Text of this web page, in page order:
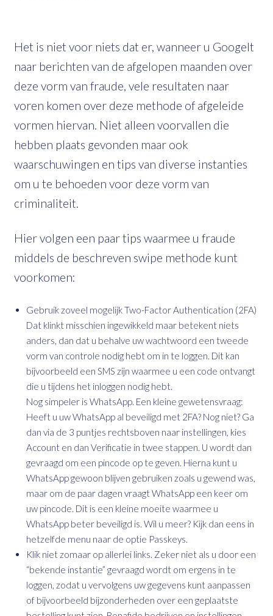
Het is niet voor niets dat er, wanneer u Googelt
naar berichten van de afgelopen maanden over
deze vorm van fraude, vele resultaten naar
voren komen over deze methode of afgeleide
vormen hiervan. Niet alleen voorvallen die
hebben plaats gevonden maar ook
waarschuwingen en tips van diverse instanties
om u te behoeden voor deze vorm van
criminaliteit.
Hier volgen een paar tips waarmee u fraude
middels de beschreven swipe methode kunt
voorkomen:
Gebruik zoveel mogelijk Two-Factor Authentication (2FA)
Dat klinkt misschien ingewikkeld maar betekent niets
anders, dan dat u behalve uw wachtwoord een tweede
vorm van controle nodig hebt om in te loggen. Dit kan
bijvoorbeeld een SMS zijn waarmee u een code ontvangt
die u tijdens het inloggen nodig hebt.
Nog simpeler is WhatsApp. Een kleine gewetensvraag:
Heeft u uw WhatsApp al beveiligd met 2FA? Nog niet? Ga
dan via de 3 puntjes rechtsboven naar instellingen, kies
Account en dan Verificatie in twee stappen. U wordt dan
gevraagd om een pincode op te geven. Hierna kunt u
WhatsApp gewoon blijven gebruiken zoals u gewend was,
maar om de paar dagen vraagt WhatsApp een keer om
uw pincode. Dit is een kleine moeite waarmee u
WhatsApp beter beveiligd is. Wil u meer? Kijk dan eens in
hetzelfde menu naar de optie Passkeys.
Klik niet zomaar op allerlei links. Zeker niet als u door een
“bekende instantie” gevraagd wordt om ergens in te
loggen, zodat u vervolgens uw gegevens kunt aanpassen
of bijvoorbeeld bijzonderheden over een geplaatste